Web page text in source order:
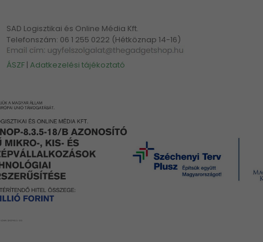
SAD Logisztikai és Online Média Kft.
Telefonszám: 06 1 255 0222 (Hétköznap 14-16)
ÁSZF |Adatkezelési tájékoztató